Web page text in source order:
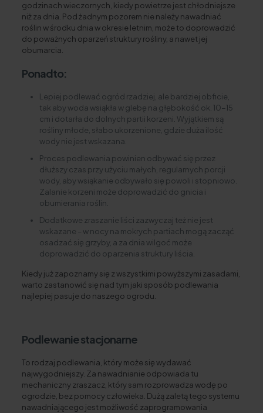
godzinach wieczornych, kiedy powietrze jest chłodniejsze
niż za dnia. Pod żadnym pozorem nie należy nawadniać
roślin w środku dnia w okresie letnim, może to doprowadzić
do poważnych oparzeń struktury rośliny, a nawet jej
obumarcia.
Ponadto:
Lepiej podlewać ogród rzadziej, ale bardziej obficie,
tak aby woda wsiąkła w glebę na głębokość ok. 10-15
cm i dotarła do dolnych partii korzeni. Wyjątkiem są
rośliny młode, słabo ukorzenione, gdzie duża ilość
wody nie jest wskazana.
Proces podlewania powinien odbywać się przez
dłuższy czas przy użyciu małych, regularnych porcji
wody, aby wsiąkanie odbywało się powoli i stopniowo.
Zalanie korzeni może doprowadzić do gnicia i
obumierania roślin.
Dodatkowe zraszanie liści zazwyczaj też nie jest
wskazane – w nocy na mokrych partiach mogą zacząć
osadzać się grzyby, a za dnia wilgoć może
doprowadzić do oparzenia struktury liścia.
Kiedy już zapoznamy się z wszystkimi powyższymi zasadami,
warto zastanowić się nad tym jaki sposób podlewania
najlepiej pasuje do naszego ogrodu.
Podlewanie stacjonarne
To rodzaj podlewania, który może się wydawać
najwygodniejszy. Za nawadnianie odpowiada tu
mechaniczny zraszacz, który sam rozprowadza wodę po
ogrodzie, bez pomocy człowieka. Dużą zaletą tego systemu
nawadniającego jest możliwość zaprogramowania